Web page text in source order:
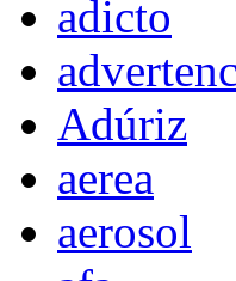
adicto
Adúriz
aerea
aerosol